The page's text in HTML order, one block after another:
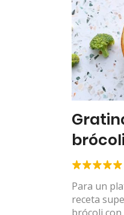
Para un
receta